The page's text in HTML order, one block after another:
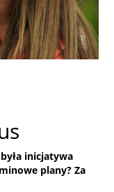
inicjatywa
plany? Za